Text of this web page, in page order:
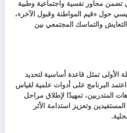
تضمن محاور نفسية واجتماعية وطبية
حول «قيم المواطنة وقبول الآخر»،
والتماسك المجتمعي بين
تمثل قاعدة أساسية لتحديد
البرنامج على أدوات علمية لقياس
المتدربين، تمهيدًا لإطلاق مراحل
وتعزيز استدامة الأثر